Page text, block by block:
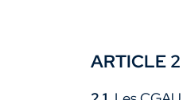
ARTICLE